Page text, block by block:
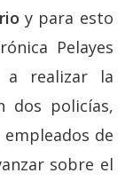
y para esto
Pelayes
a realizar la
dos policías,
de
sobre el